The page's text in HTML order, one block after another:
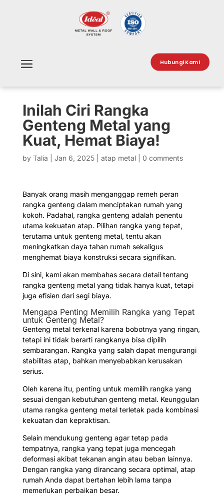
Hubungi Kami
Inilah Ciri Rangka
Genteng Metal yang
Kuat, Hemat Biaya!
by Talia Jan 6, 2025| atap metal| 0 comments
Banyak orang masih menganggap remeh peran
rangka genteng dalam menciptakan rumah yang
kokoh. Padahal, rangka genteng adalah penentu
utama kekuatan atap. Pilihan rangka yang tepat,
terutama untuk genteng metal, tentu akan
meningkatkan daya tahan rumah sekaligus
menghemat biaya konstruksi secara signifikan.
Di sini, kami akan membahas secara detail tentang
rangka genteng metal yang tidak hanya kuat, tetapi
juga efisien dari segi biaya.
Mengapa Penting Memilih Rangka yang Tepat
untuk Genteng Metal?
Genteng metal terkenal karena bobotnya yang ringan,
tetapi ini tidak berarti rangkanya bisa dipilih
sembarangan. Rangka yang salah dapat mengurangi
stabilitas atap, bahkan menyebabkan kerusakan
serius.
Oleh karena itu, penting untuk memilih rangka yang
sesuai dengan kebutuhan genteng metal. Keunggulan
utama rangka genteng metal terletak pada kombinasi
kekuatan dan kepraktisan.
Selain mendukung genteng agar tetap pada
tempatnya, rangka yang tepat juga mencegah
deformasi akibat tekanan angin atau beban lainnya.
Dengan rangka yang dirancang secara optimal, atap
rumah Anda dapat bertahan lebih lama tanpa
memerlukan perbaikan besar.